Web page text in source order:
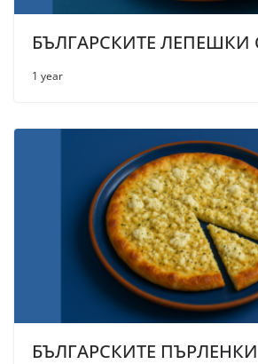
БЪЛГАРСКИТЕ
1 year
БЪЛГАРСКИТЕ